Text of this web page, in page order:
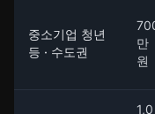
중소기업 청년
등 · 수도권
만
원
1,0